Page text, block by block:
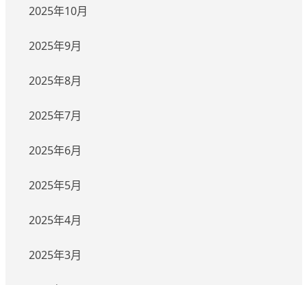
2025年10月
2025年9月
2025年8月
2025年7月
2025年6月
2025年5月
2025年4月
2025年3月